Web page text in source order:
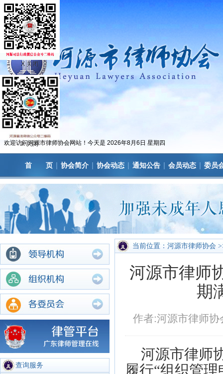
欢迎访问河源市律师协会网站！今天是 2026年8月6日 星期四
首 页 | 协会简介 | 协会动态 | 通知公告 | 会员动态 | 委员
X 关闭
X 关闭
查询服务
当前位置：河源市律师协会
河源市律师
期
作者:河源市律师
河源市律师
履行“组织管